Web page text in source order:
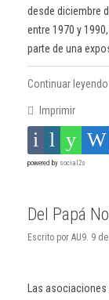
desde diciembre
entre 1970 y
parte de una
Continuar leyendo
Imprimir
powered by social2s
Del Papá
Escrito por AU9. 9
Las